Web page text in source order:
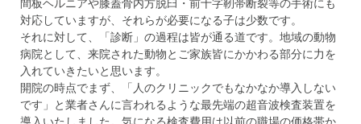
間板ヘルニアや膝蓋骨内方脱臼・前十字靭帯断裂等の手術にも
対応していますが、それらが必要になる子は少数です。
それに対して、「診断」の過程は皆が通る道です。地域の動物
病院として、来院された動物とご家族皆にかかわる部分に力を
入れていきたいと思います。
開院の時点でまず、「人のクリニックでもなかなか導入しない
です」と業者さんに言われるような最先端の超音波検査装置を